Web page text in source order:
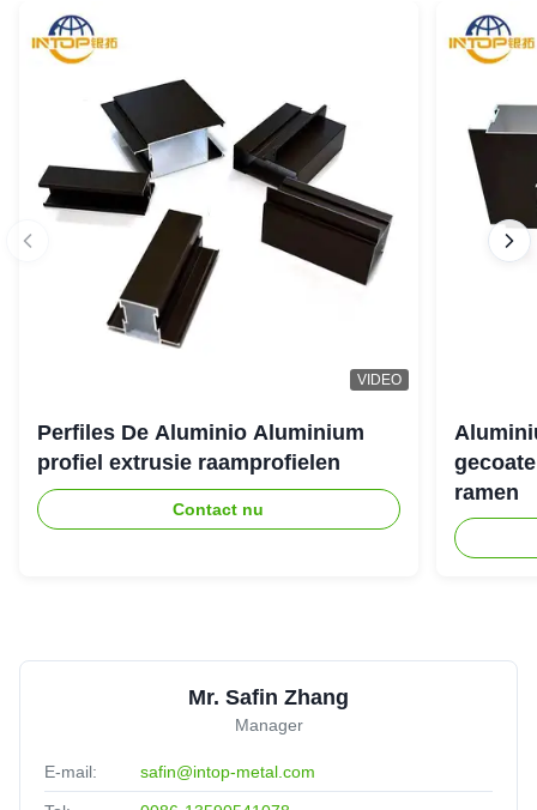
VIDEO
Perfiles De Aluminio Aluminium
profiel extrusie raamprofielen
Contact nu
ramen
Mr. Safin Zhang
Manager
E-mail: safin@intop-metal.com